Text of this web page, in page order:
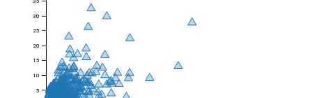
5
10
15
20
25
30
35